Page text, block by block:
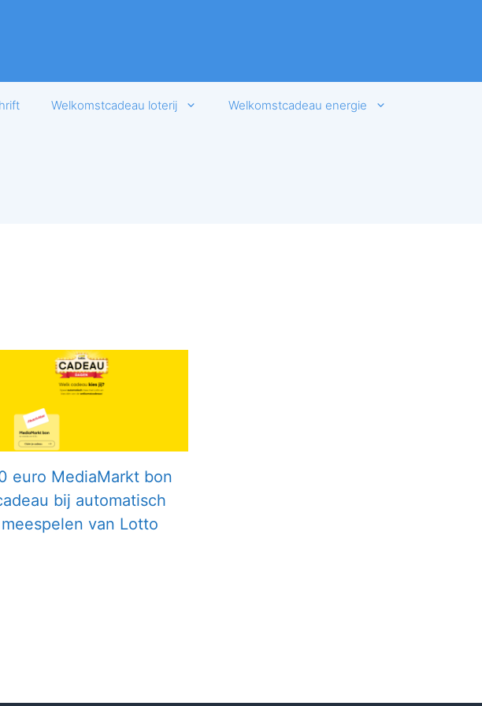
Welkomstcadeau loterij Welkomstcadeau energie
euro MediaMarkt bon
bij automatisch
meespelen van Lotto